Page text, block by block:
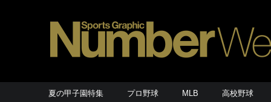
夏の甲子園特集 プロ野球 MLB 高校野球